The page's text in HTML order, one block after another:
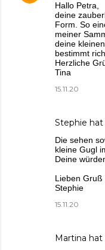
Hallo Petra,
deine
Form. So
meiner
deine
bestimmt
Herzliche
Tina
15.11.20
Stephie hat
Die sehen
kleine Gugl
Deine
Lieben Gruß
Stephie
15.11.20
Martina hat